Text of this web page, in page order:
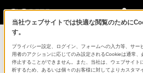
ブルーレイディスクレコーダー
ブルーレイディスク/DVDレコーダー
BDZ-EW1200/BDZ-EW520
当社ウェブサイトでは快適な閲覧のために
す。
プライバシー設定、ログイン、フォームへの入力等、サー
用者のアクションに応じてのみ設定されるCookieは通常
停止することができません。また、当社は、ウェブサイト
析するため、あるいは個々のお客様に対してよりカスタマ